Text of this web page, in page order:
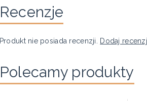
Recenzje
Produkt nie posiada recenzji. Dodaj
Polecamy produkty